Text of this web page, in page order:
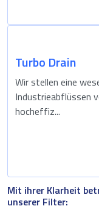
Turbo Drain
Wir stellen eine
Industrieabflüssen
hocheffiz...
Mit ihrer Klarheit
unserer Filter: